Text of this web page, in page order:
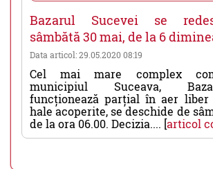
Bazarul Sucevei se
sâmbătă 30 mai, de la 6
Data articol: 29.05.2020 08:19
Cel mai mare complex
municipiul Suceava,
funcționează parțial în aer
hale acoperite, se deschide de
de la ora 06.00. Decizia.... [articol